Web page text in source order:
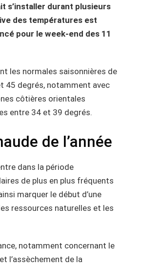
s’installer durant plusieurs
des températures est
pour le week-end des 11
les normales saisonnières de
45 degrés, notamment avec
côtières orientales
entre 34 et 39 degrés.
de l’année
dans la période
de plus en plus fréquents
marquer le début d’une
ressources naturelles et les
notamment concernant le
l’assèchement de la